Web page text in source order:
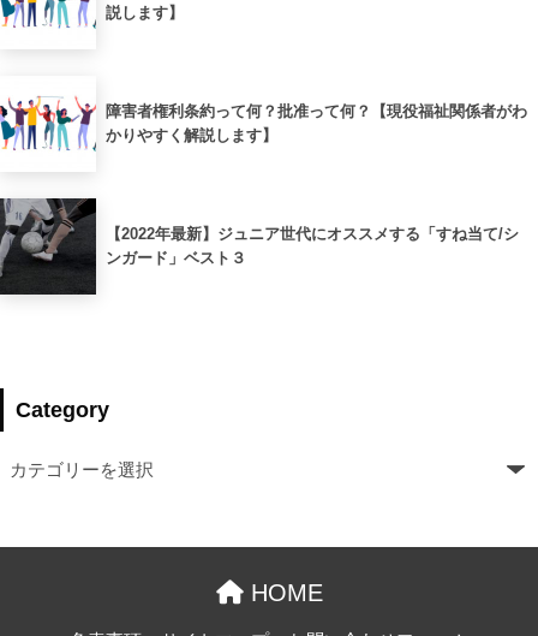
説します】
障害者権利条約って何？批准って何？【現役福祉関係者がわ
かりやすく解説します】
【2022年最新】ジュニア世代にオススメする「すね当て/シ
ンガード」ベスト３
Category
HOME